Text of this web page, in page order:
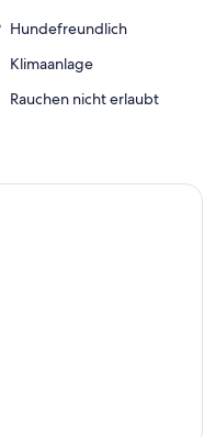
Hundefreundlich
Klimaanlage
Rauchen nicht erlaubt